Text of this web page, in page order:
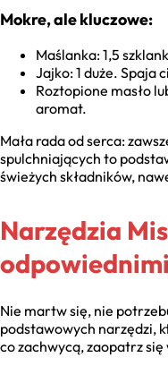
Mokre, ale kluczowe:
Maślanka: 1,5
Jajko: 1 duże. Spaja
Roztopione masło
aromat.
Mała rada od serca:
spulchniających to
świeżych składników,
Narzędzia
Nie martw się, nie
podstawowych narzędzi,
co zachwycą, zaopatrz się